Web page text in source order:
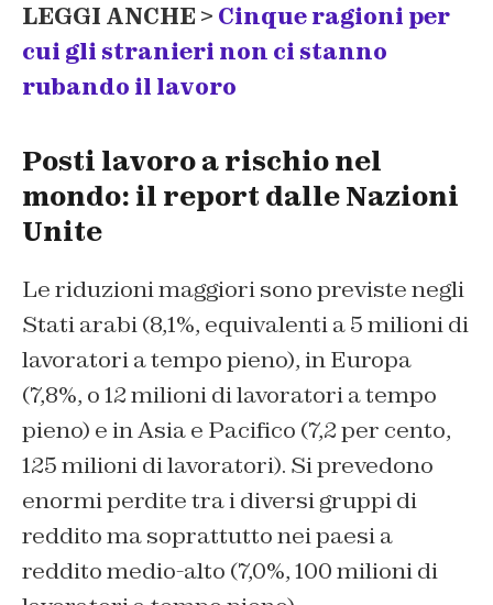
LEGGI ANCHE > Cinque ragioni per
cui gli stranieri non ci stanno
rubando il lavoro
Posti lavoro a rischio nel
mondo: il report dalle Nazioni
Unite
Le riduzioni maggiori sono previste negli
Stati arabi (8,1%, equivalenti a 5 milioni di
lavoratori a tempo pieno), in Europa
(7,8%, o 12 milioni di lavoratori a tempo
pieno) e in Asia e Pacifico (7,2 per cento,
125 milioni di lavoratori). Si prevedono
enormi perdite tra i diversi gruppi di
reddito ma soprattutto nei paesi a
reddito medio-alto (7,0%, 100 milioni di